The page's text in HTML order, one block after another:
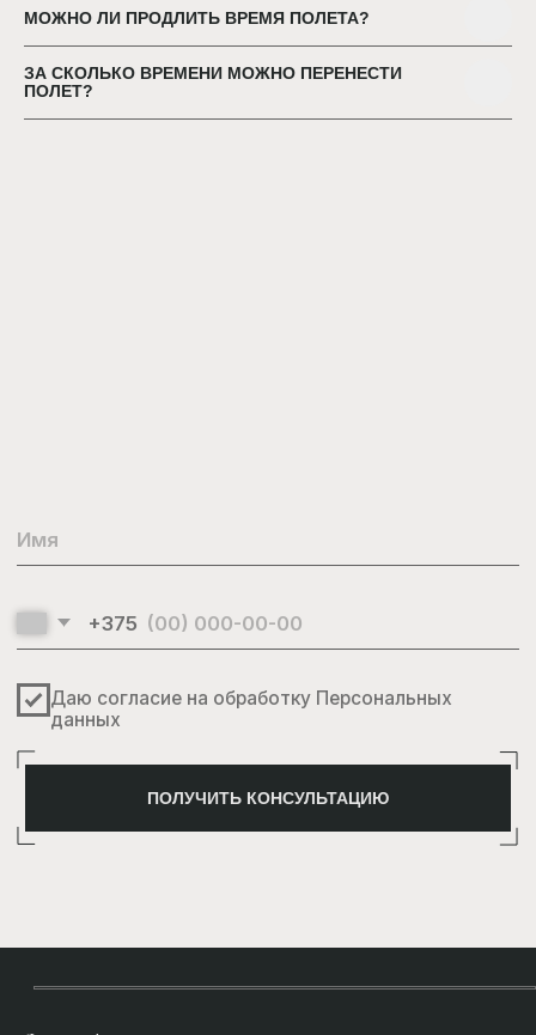
МОЖНО ЛИ ПРОДЛИТЬ ВРЕМЯ ПОЛЕТА?
ЗА СКОЛЬКО ВРЕМЕНИ МОЖНО ПЕРЕНЕСТИ
ПОЛЕТ?